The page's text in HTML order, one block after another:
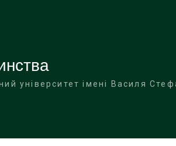
університет імені Василя